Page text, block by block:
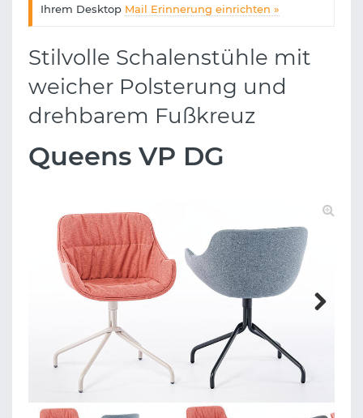
Ihrem Desktop Mail Erinnerung einrichten »
Stilvolle Schalenstühle mit
weicher Polsterung und
drehbarem Fußkreuz
Queens VP DG